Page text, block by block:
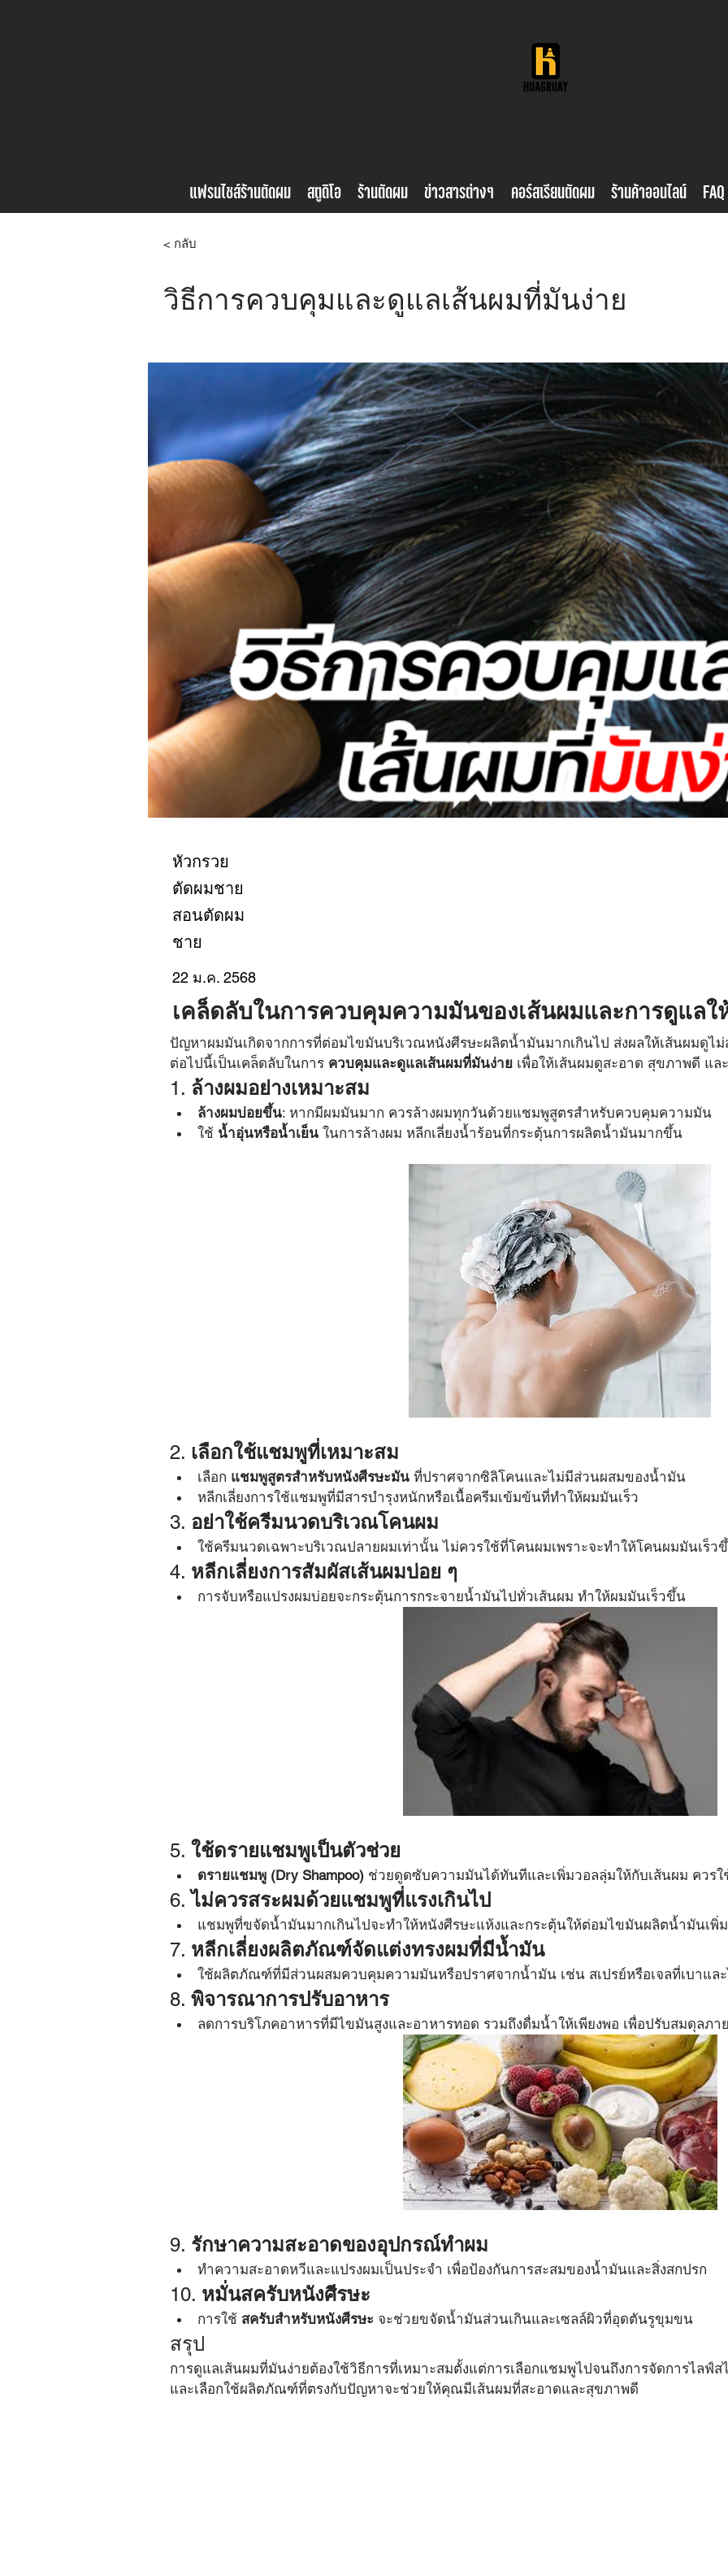
แฟรนไชส์ร้านตัดผม สตูดิโอ ร้านตัดผม ข่าวสารต่างๆ คอร์สเรียนตัดผม ร้านค้าออนไลน์ FAQ
< กลับ
วิธีการควบคุมและดูแลเส้นผมที่มันง่าย
หัวกรวย
ตัดผมชาย
สอนตัดผม
ชาย
22 ม.ค. 2568
เคล็ดลับในการควบคุมความมันของเส้นผมและการดูแลใ
สะอาดและสุขภาพดี
ปัญหาผมมันเกิดจากการที่ต่อมไขมันบริเวณหนังศีรษะผลิตน้ำมันมากเกินไป ส่งผลให้เส้นผมดูไ
ต่อไปนี้เป็นเคล็ดลับในการ ควบคุมและดูแลเส้นผมที่มันง่าย เพื่อให้เส้นผมดูสะอาด สุขภาพดี แล
1. ล้างผมอย่างเหมาะสม
ล้างผมบ่อยขึ้น: หากมีผมมันมาก ควรล้างผมทุกวันด้วยแชมพูสูตรสำหรับควบคุมความมัน
ใช้ น้ำอุ่นหรือน้ำเย็น ในการล้างผม หลีกเลี่ยงน้ำร้อนที่กระตุ้นการผลิตน้ำมันมากขึ้น
2. เลือกใช้แชมพูที่เหมาะสม
เลือก แชมพูสูตรสำหรับหนังศีรษะมัน ที่ปราศจากซิลิโคนและไม่มีส่วนผสมของน้ำมัน
หลีกเลี่ยงการใช้แชมพูที่มีสารบำรุงหนักหรือเนื้อครีมเข้มข้นที่ทำให้ผมมันเร็ว
3. อย่าใช้ครีมนวดบริเวณโคนผม
ใช้ครีมนวดเฉพาะบริเวณปลายผมเท่านั้น ไม่ควรใช้ที่โคนผมเพราะจะทำให้โคนผมมันเร็ว
4. หลีกเลี่ยงการสัมผัสเส้นผมบ่อย ๆ
การจับหรือแปรงผมบ่อยจะกระตุ้นการกระจายน้ำมันไปทั่วเส้นผม ทำให้ผมมันเร็วขึ้น
5. ใช้ดรายแชมพูเป็นตัวช่วย
ดรายแชมพู (Dry Shampoo) ช่วยดูดซับความมันได้ทันทีและเพิ่มวอลลุ่มให้กับเส้นผม ควร
6. ไม่ควรสระผมด้วยแชมพูที่แรงเกินไป
แชมพูที่ขจัดน้ำมันมากเกินไปจะทำให้หนังศีรษะแห้งและกระตุ้นให้ต่อมไขมันผลิตน้ำมันเพิ่
7. หลีกเลี่ยงผลิตภัณฑ์จัดแต่งทรงผมที่มีน้ำมัน
ใช้ผลิตภัณฑ์ที่มีส่วนผสมควบคุมความมันหรือปราศจากน้ำมัน เช่น สเปรย์หรือเจลที่เบาแล
8. พิจารณาการปรับอาหาร
ลดการบริโภคอาหารที่มีไขมันสูงและอาหารทอด รวมถึงดื่มน้ำให้เพียงพอ เพื่อปรับสมดุลภา
9. รักษาความสะอาดของอุปกรณ์ทำผม
ทำความสะอาดหวีและแปรงผมเป็นประจำ เพื่อป้องกันการสะสมของน้ำมันและสิ่งสกปรก
10. หมั่นสครับหนังศีรษะ
การใช้ สครับสำหรับหนังศีรษะ จะช่วยขจัดน้ำมันส่วนเกินและเซลล์ผิวที่อุดตันรูขุมขน
สรุป
การดูแลเส้นผมที่มันง่ายต้องใช้วิธีการที่เหมาะสมตั้งแต่การเลือกแชมพูไปจนถึงการจัดการไลฟ์ส
และเลือกใช้ผลิตภัณฑ์ที่ตรงกับปัญหาจะช่วยให้คุณมีเส้นผมที่สะอาดและสุขภาพดี